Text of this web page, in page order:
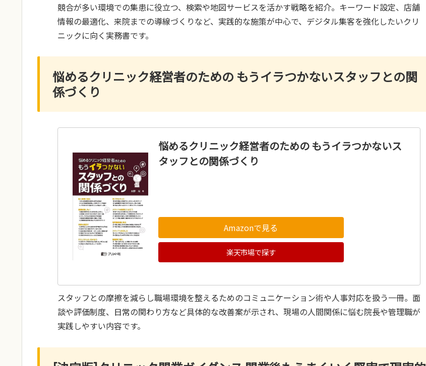
競合が多い環境での集患に役立つ、検索や地図サービスを活かす戦略を紹介。キーワード設定、店舗
情報の最適化、来院までの導線づくりなど、実践的な施策が中心で、デジタル集客を強化したいクリ
ニックに向く実務書です。
悩めるクリニック経営者のための もうイラつかないスタッフとの関
係づくり
悩めるクリニック経営者のための もうイラつかないス
タッフとの関係づくり
Amazonで見る
楽天市場で探す
スタッフとの摩擦を減らし職場環境を整えるためのコミュニケーション術や人事対応を扱う一冊。面
談や評価制度、日常の関わり方など具体的な改善案が示され、現場の人間関係に悩む院長や管理職が
実践しやすい内容です。